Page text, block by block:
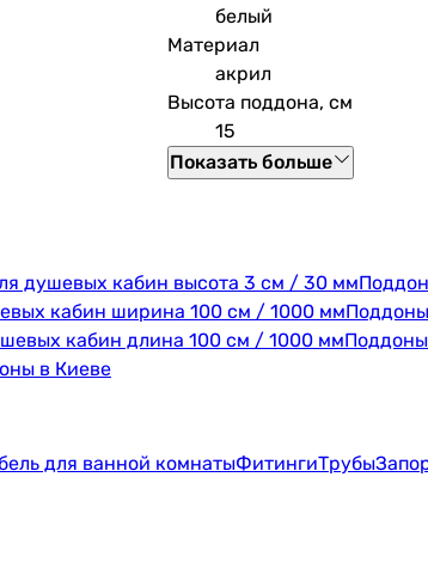
белый
Материал
акрил
Высота поддона, см
15
Показать больше
душевых кабин высота 3 см / 30 мм
кабин ширина 100 см / 1000 мм
кабин длина 100 см / 1000 мм
в Киеве
для ванной комнатыФитингиТрубы